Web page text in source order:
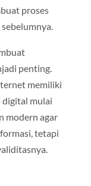
proses
penting.
memiliki
digital mulai
modern agar
tetapi